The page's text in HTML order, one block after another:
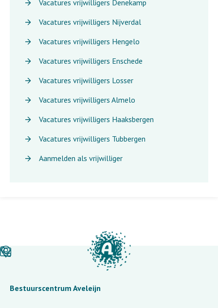
Vacatures vrijwilligers Denekamp
Vacatures vrijwilligers Nijverdal
Vacatures vrijwilligers Hengelo
Vacatures vrijwilligers Enschede
Vacatures vrijwilligers Losser
Vacatures vrijwilligers Almelo
Vacatures vrijwilligers Haaksbergen
Vacatures vrijwilligers Tubbergen
Aanmelden als vrijwilliger
Bestuurscentrum Aveleijn